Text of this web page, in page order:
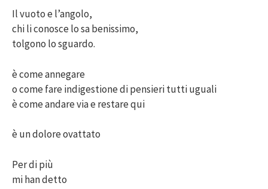
Il vuoto e l’angolo,
chi li conosce lo sa benissimo,
tolgono lo sguardo.
è come annegare
o come fare indigestione di pensieri tutti uguali
è come andare via e restare qui
è un dolore ovattato
Per di più
mi han detto